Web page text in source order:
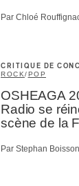
Par Chloé
CRITIQUE DE
ROCK/POP
OSHEAGA
Radio se
scène de la
Par Stephan